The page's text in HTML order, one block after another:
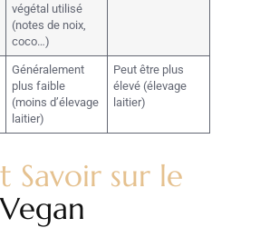
végétal utilisé
(notes de noix,
coco…)
Généralement
plus faible
(moins d’élevage
laitier)
Peut être plus
élevé (élevage
laitier)
Savoir sur le